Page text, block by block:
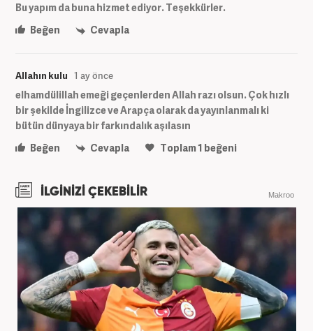
Bu yapım da buna hizmet ediyor. Teşekkürler.
Beğen
Cevapla
Allahın kulu 1 ay önce
elhamdülillah emeği geçenlerden Allah razı olsun. Çok hızlı
bir şekilde İngilizce ve Arapça olarak da yayınlanmalı ki
bütün dünyaya bir farkındalık aşılasın
Beğen
Cevapla Toplam1 beğeni
İLGİNİZİ ÇEKEBİLİR Makroo